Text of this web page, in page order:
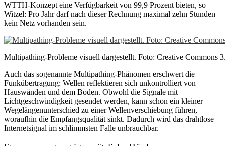
WTTH-Konzept eine Verfügbarkeit von 99,9 Prozent bieten, so
Witzel: Pro Jahr darf nach dieser Rechnung maximal zehn Stunden
kein Netz vorhanden sein.
Multipathing-Probleme visuell dargestellt. Foto: Creative Commons
Auch das sogenannte Multipathing-Phänomen erschwert die
Funkübertragung: Wellen reflektieren sich unkontrolliert von
Hauswänden und dem Boden. Obwohl die Signale mit
Lichtgeschwindigkeit gesendet werden, kann schon ein kleiner
Wegelängenunterschied zu einer Wellenverschiebung führen,
woraufhin die Empfangsqualität sinkt. Dadurch wird das drahtlose
Internetsignal im schlimmsten Falle unbrauchbar.